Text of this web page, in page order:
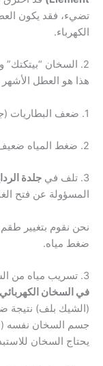
تضيء، فقد يكون
الكهرباء.
2. السخان “بيتكتك” ولا يلقط (غاز)
هذا هو العطل
1. ضعف البطاريات (جرب تغييرها ببطاريات قلوية أصلية).
2. ضغط المياه ضعيف جداً لا يحرك “الإبرة”.
3. تلف في جلدة
المسؤولة عن فتح
نحن نقوم بتغيير
ضغط مياه.
3. تسريب مياه من السخان
في السخان
(الشيك بلف) نتيجة
جسم السخان نفسه
يحتاج السخان